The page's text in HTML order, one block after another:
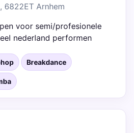
6822ET Arnhem
voor semi/profesionele
nederland performen
Breakdance